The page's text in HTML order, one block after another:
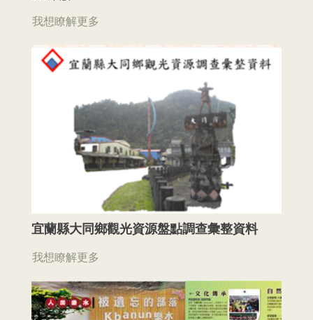
我想瞭解更多
宜蘭縣大同鄉觀光資源盤點調查彙整資料
我想瞭解更多